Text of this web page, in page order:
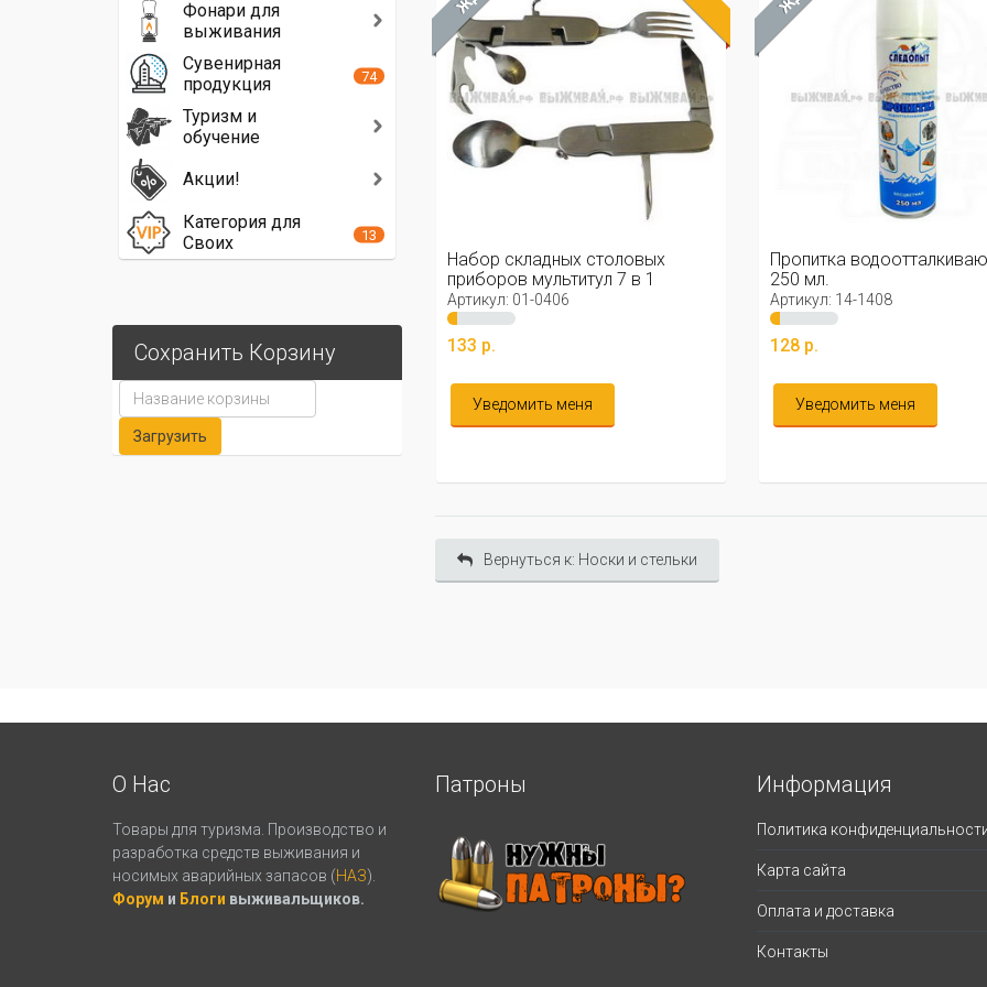
Набор складных столовых
приборов мультитул 7 в 1
Артикул: 01-0406
133 р.
Уведомить меня
Пропитка
250 мл.
Артикул: 14-1408
128 р.
Уведомить меня
Вернуться к: Носки и стельки
Фонари для
выживания
Сувенирная
продукция
74
Туризм и
обучение
Акции!
Категория для
Своих
13
Сохранить Корзину
О Нас
Товары для туризма. Производство и
разработка средств выживания и
носимых аварийных запасов (НАЗ).
Форум и Блоги выживальщиков.
Патроны Информация
Политика
Карта сайта
Оплата и доставка
Контакты